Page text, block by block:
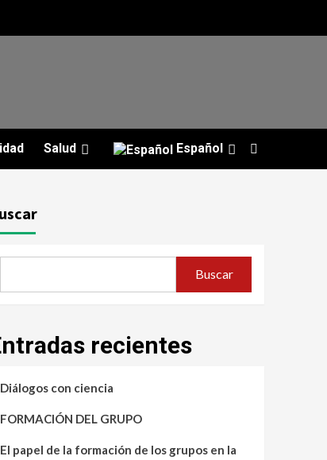
Salud Español
Buscar
recientes
Diálogos con ciencia
FORMACIÓN DEL GRUPO
El papel de la formación de los grupos en la